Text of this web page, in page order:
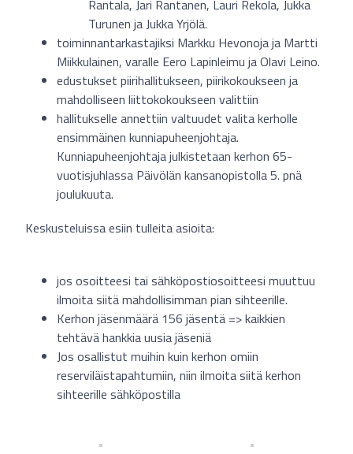
Rantala, Jari Rantanen, Lauri Rekola, Jukka
Turunen ja Jukka Yrjölä.
toiminnantarkastajiksi Markku Hevonoja ja Martti
Miikkulainen, varalle Eero Lapinleimu ja Olavi Leino.
edustukset piirihallitukseen, piirikokoukseen ja
mahdolliseen liittokokoukseen valittiin
hallitukselle annettiin valtuudet valita kerholle
ensimmäinen kunniapuheenjohtaja.
Kunniapuheenjohtaja julkistetaan kerhon 65-
vuotisjuhlassa Päivölän kansanopistolla 5. pnä
joulukuuta.
Keskusteluissa esiin tulleita asioita:
jos osoitteesi tai sähköpostiosoitteesi muuttuu
ilmoita siitä mahdollisimman pian sihteerille.
Kerhon jäsenmäärä 156 jäsentä => kaikkien
tehtävä hankkia uusia jäseniä
Jos osallistut muihin kuin kerhon omiin
reserviläistapahtumiin, niin ilmoita siitä kerhon
sihteerille sähköpostilla